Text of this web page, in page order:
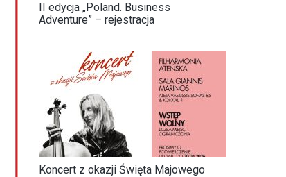
II edycja „Poland. Business
Adventure” – rejestracja
Koncert z okazji Święta Majowego